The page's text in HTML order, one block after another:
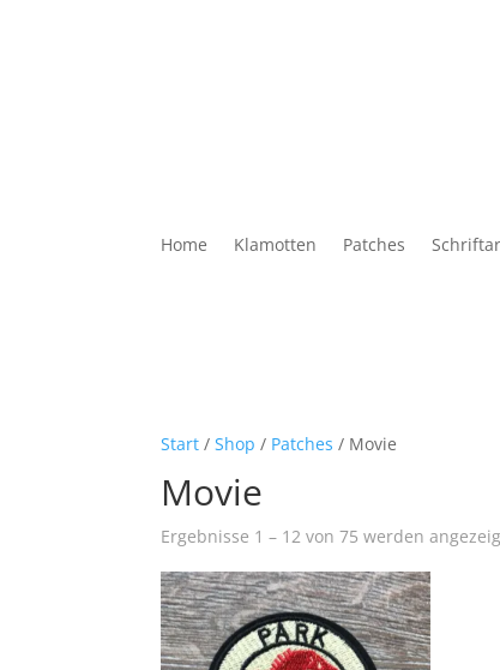
Home Klamotten Patches
Start /Shop / Patches / Movie
Movie
Ergebnisse 1 – 12 von 75 werden